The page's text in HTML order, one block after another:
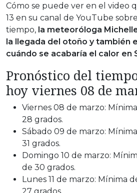
Cómo se puede ver en el video
13 en su canal de YouTube
tiempo, la meteoróloga
la llegada del otoño y también
cuándo se acabaría el calor en
Pronóstico del
hoy viernes 08 de
Viernes 08 de marzo: Mínima
28 grados.
Sábado 09 de marzo:
31 grados.
Domingo 10 de marzo:
de 30 grados.
Lunes 11 de marzo: Mínima